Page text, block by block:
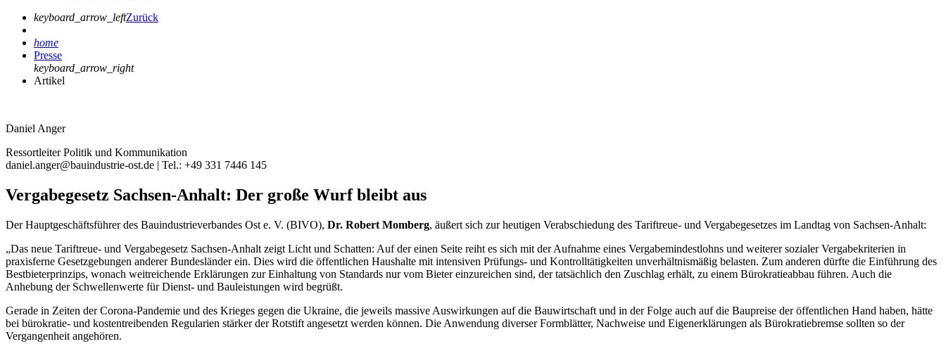
keyboard_arrow_leftZurück
home
Presse
keyboard_arrow_right
Artikel
Daniel Anger
Ressortleiter Politik und Kommunikation
daniel.anger@bauindustrie-ost.de | Tel.: +49 331 7446 145
Vergabegesetz Sachsen-Anhalt: Der große Wurf bleibt aus
Der Hauptgeschäftsführer des Bauindustrieverbandes Ost e. V. (BIVO), Dr. Robert Momberg, äußert sich zur heutigen Verabschiedung des Tariftreue- und Vergabegesetzes im Landtag von Sachsen-Anhalt:
„Das neue Tariftreue- und Vergabegesetz Sachsen-Anhalt zeigt Licht und Schatten: Auf der einen Seite reiht es sich mit der Aufnahme eines Vergabemindestlohns und weiterer sozialer Vergabekriterien in
praxisferne Gesetzgebungen anderer Bundesländer ein. Dies wird die öffentlichen Haushalte mit intensiven Prüfungs- und Kontrolltätigkeiten unverhältnismäßig belasten. Zum anderen dürfte die Einführung des
Bestbieterprinzips, wonach weitreichende Erklärungen zur Einhaltung von Standards nur vom Bieter einzureichen sind, der tatsächlich den Zuschlag erhält, zu einem Bürokratieabbau führen. Auch die
Anhebung der Schwellenwerte für Dienst- und Bauleistungen wird begrüßt.
Gerade in Zeiten der Corona-Pandemie und des Krieges gegen die Ukraine, die jeweils massive Auswirkungen auf die Bauwirtschaft und in der Folge auch auf die Baupreise der öffentlichen Hand haben, hätte
bei bürokratie- und kostentreibenden Regularien stärker der Rotstift angesetzt werden können. Die Anwendung diverser Formblätter, Nachweise und Eigenerklärungen als Bürokratiebremse sollten so der
Vergangenheit angehören.